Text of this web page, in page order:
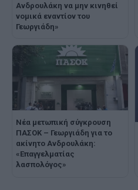
Ανδρουλάκη να μην κινηθεί
νομικά εναντίον του
Γεωργιάδη»
Νέα μετωπική σύγκρουση
ΠΑΣΟΚ – Γεωργιάδη για το
ακίνητο Ανδρουλάκη:
«Επαγγελματίας
λασπολόγος»